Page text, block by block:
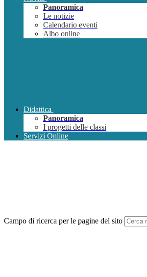
Panoramica
Le notizie
Calendario eventi
Albo online
Didattica
Panoramica
I progetti delle classi
Servizi Online
Campo di ricerca per le pagine del sito